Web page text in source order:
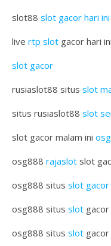
slot88 slot gacor hari ini
live rtp slot gacor hari ini
slot gacor
rusiaslot88 situs slot
situs rusiaslot88 slot
slot gacor malam ini
osg888 rajaslot slot
osg888 situs slot gacor
osg888 situs slot
osg888 situs slot